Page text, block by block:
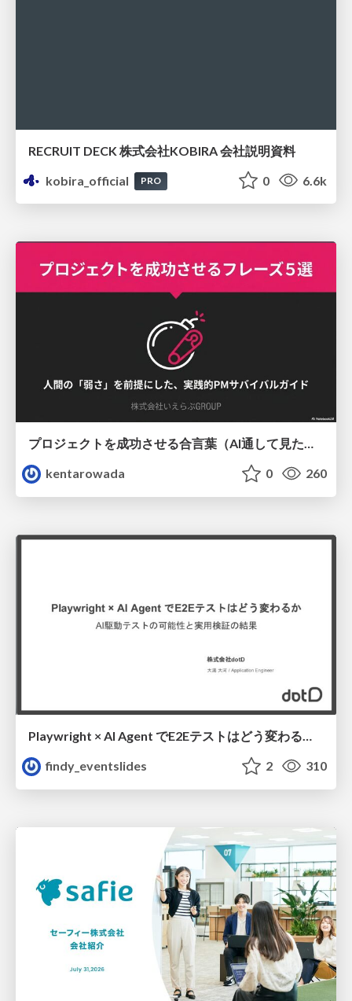
RECRUIT DECK 株式会社KOBIRA 会社説明資料
kobira_official
PRO 0 6.6k
プロジェクトを成功させる合言葉（AI通して見た版）
kentarowada
0 260
Playwright × AI Agent でE2Eテストはどう変わるか AI駆動テストの可能性と実用検証の結果 _0721
findy_eventslides
2 310